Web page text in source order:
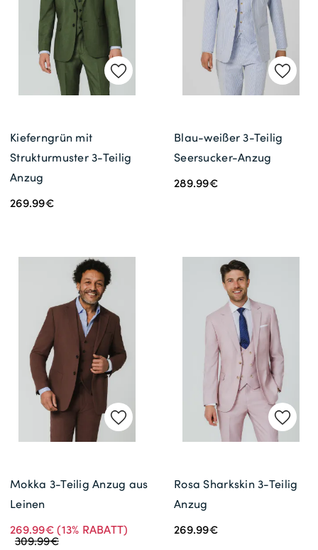
Kieferngrün mit
Strukturmuster 3-Teilig
Anzug
269.99€
Blau-weißer 3-Teilig
Seersucker-Anzug
289.99€
Mokka 3-Teilig Anzug aus
Leinen
269.99€(13% RABATT)
309.99€
Rosa Sharkskin 3-Teilig
Anzug
269.99€